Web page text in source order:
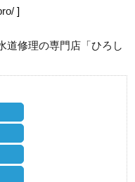
]
道修理の専門店「ひろし